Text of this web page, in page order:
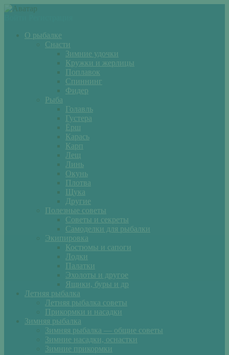
О рыбалке
Снасти
Зимние удочки
Кружки и жерлицы
Поплавок
Спиннинг
Фидер
Рыба
Голавль
Густера
Ёрш
Карась
Карп
Лещ
Линь
Окунь
Плотва
Щука
Другие
Полезные советы
Советы и секреты
Самоделки для рыбалки
Экипировка
Костюмы и сапоги
Лодки
Палатки
Эхолоты и другое
Ящики, буры и др
Летняя рыбалка
Летняя рыбалка советы
Прикормки и насадки
Зимняя рыбалка
Зимняя рыбалка — общие советы
Зимние насадки, оснастки
Зимние прикормки